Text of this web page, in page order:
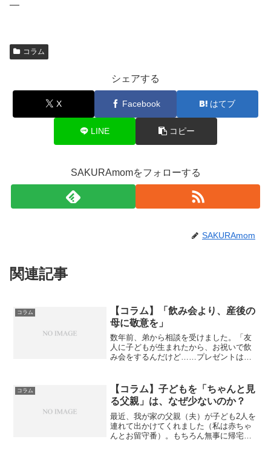
—
コラム
シェアする
X Facebook はてブ
LINE コピー
SAKURAmomをフォローする
SAKURAmom
関連記事
コラム
【コラム】「飲み会より、産後の
母に敬意を」
数年前、弟から相談を受けました。「友
人に子どもが生まれたから、お祝いで飲
み会をするんだけど……プレゼントは何
は即答しました。「飲み会はやめなさ
い。」一瞬、弟は驚いていた...
コラム
【コラム】子どもを「ちゃんと見
る父親」は、なぜ少ないのか？
最近、我が家の父親（夫）が子ども2人を
連れて出かけてくれました（私は赤ちゃ
んとお留守番）。もちろん無事に帰宅